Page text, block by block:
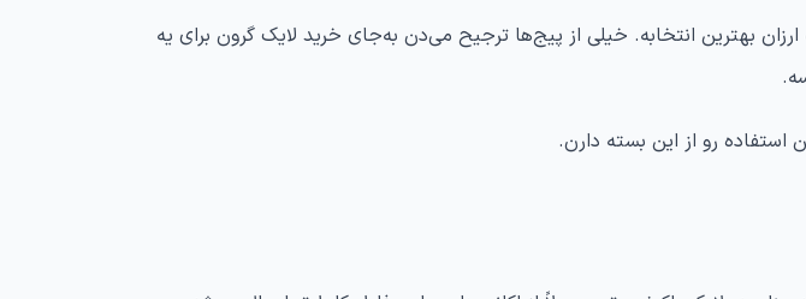
بهترین انتخابه. خیلی از پیج‌ها ترجیح می‌دن به‌جای خرید لایک گرون برای یه
رو از این بسته دارن.